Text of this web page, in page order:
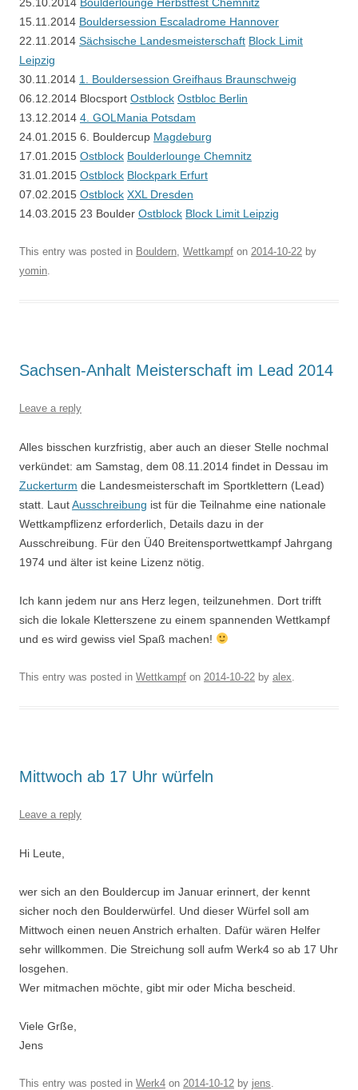
15.11.2014 Bouldersession Escaladrome Hannover
22.11.2014 Sächsische Landesmeisterschaft Block Limit
Leipzig
30.11.2014 1. Bouldersession Greifhaus Braunschweig
06.12.2014 Blocsport Ostblock Ostbloc Berlin
13.12.2014 4. GOLMania Potsdam
24.01.2015 6. Bouldercup Magdeburg
17.01.2015 Ostblock Boulderlounge Chemnitz
31.01.2015 Ostblock Blockpark Erfurt
07.02.2015 Ostblock XXL Dresden
14.03.2015 23 Boulder Ostblock Block Limit Leipzig
This entry was posted in Bouldern Wettkampf on 2014-10-22 by
yomin
Sachsen-Anhalt Meisterschaft im Lead 2014
Leave a reply
Alles bisschen kurzfristig, aber auch an dieser Stelle nochmal
verkündet: am Samstag, dem 08.11.2014 findet in Dessau im
Zuckerturm die Landesmeisterschaft im Sportklettern (Lead)
statt. LautAusschreibung ist für die Teilnahme eine nationale
Wettkampflizenz erforderlich, Details dazu in der
Ausschreibung. Für den Ü40 Breitensportwettkampf Jahrgang
1974 und älter ist keine Lizenz nötig.
Ich kann jedem nur ans Herz legen, teilzunehmen. Dort trifft
sich die lokale Kletterszene zu einem spannenden Wettkampf
und es wird gewiss viel Spaß machen!
This entry was posted in Wettkampf on 2014-10-22 by alex
Mittwoch ab 17 Uhr würfeln
Leave a reply
Hi Leute,
wer sich an den Bouldercup im Januar erinnert, der kennt
sicher noch den Boulderwürfel. Und dieser Würfel soll am
Mittwoch einen neuen Anstrich erhalten. Dafür wären Helfer
sehr willkommen. Die Streichung soll aufm Werk4 so ab 17 Uhr
losgehen.
Wer mitmachen möchte, gibt mir oder Micha bescheid.
Viele Grße,
Jens
This entry was posted in Werk4 on 2014-10-12 by jens